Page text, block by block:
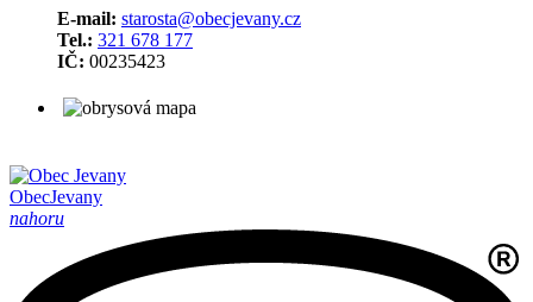
E-mail: starosta@obecjevany.cz
Tel.: 321 678 177
IČ: 00235423
ObecJevany
nahoru